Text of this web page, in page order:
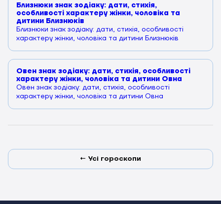
Близнюки знак зодіаку: дати, стихія,
особливості характеру жінки, чоловіка та
дитини Близнюків
Близнюки знак зодіаку: дати, стихія, особливості
характеру жінки, чоловіка та дитини Близнюків
Овен знак зодіаку: дати, стихія, особливості
характеру жінки, чоловіка та дитини Овна
Овен знак зодіаку: дати, стихія, особливості
характеру жінки, чоловіка та дитини Овна
← Усі гороскопи